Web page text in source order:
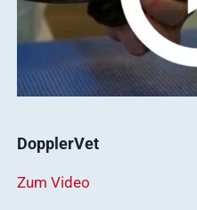
DopplerVet
Zum Video